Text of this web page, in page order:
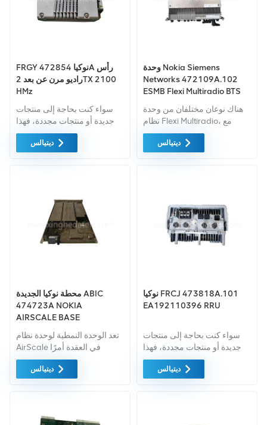
FRGY نوكيا 472854A رأس
راديو مرن عن بعد 2TX 2100
HMz
سواء كنت بحاجة إلى منتجات
جديدة أو منتجات مجددة، فهذا
أمر شامل الضمان كمعيار. نحن
فقط نشتري معدات السوق
الجودة وحماية البيئة. ويتم توفير
ديتيالس
وحدة Nokia Siemens
Networks 472109A.102
ESMB Flexi Multiradio BTS
هناك نوعان مختلفان من وحدة
نظام Flexi Multiradio، مع
وحدة متكاملة قدرة معالجة
النطاق الأساسي، ESMB لما
إلى 36 قدرات GSM/EDGE
ديتيالس
محطة نوكيا الجديدة ABIC
474723A NOKIA
AIRSCALE BASE
تعد الوحدة النمطية لوحدة نظام
AirScale في العقدة أمرًا
أساسيًا للميل الدخول وقابلية
التوسع المنفصلة لقوة الحوسبة
ديتيالس
نوكيا FRCJ 473818A.101
EA192110396 RRU
سواء كنت بحاجة إلى منتجات
جديدة أو منتجات مجددة، فهذا
أمر شامل الضمان كمعيار. نحن
فقط نشتري معدات السوق
الجودة وحماية البيئة. ويتم توفير
ديتيالس